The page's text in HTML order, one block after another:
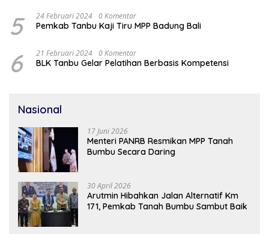
5 24 Februari 2024 0 Komentar
Pemkab Tanbu Kaji Tiru MPP Badung Bali
6 21 Februari 2024 0 Komentar
BLK Tanbu Gelar Pelatihan Berbasis Kompetensi
Nasional
17 Juni 2026
Menteri PANRB Resmikan MPP Tanah
Bumbu Secara Daring
30 April 2026
Arutmin Hibahkan Jalan Alternatif Km
171, Pemkab Tanah Bumbu Sambut Baik